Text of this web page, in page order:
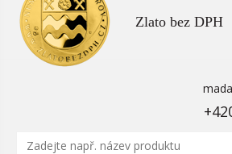
Zlato bez DPH